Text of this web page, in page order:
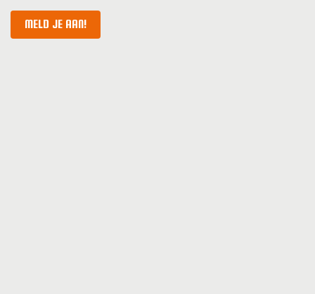
MELD JE AAN!